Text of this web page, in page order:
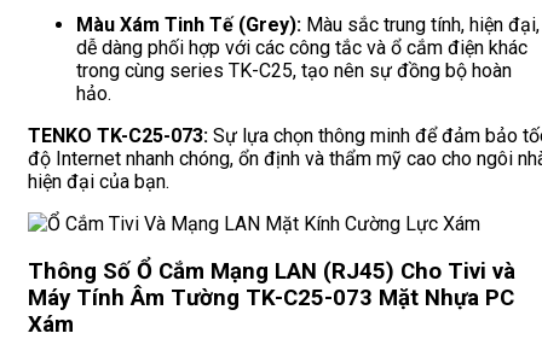
Màu Xám Tinh Tế (Grey): Màu sắc trung tính, hiện đại,
dễ dàng phối hợp với các công tắc và ổ cắm điện khác
trong cùng series TK-C25, tạo nên sự đồng bộ hoàn
hảo.
TENKO TK-C25-073: Sự lựa chọn thông minh để đảm bảo
độ Internet nhanh chóng, ổn định và thẩm mỹ cao cho ngôi
hiện đại của bạn.
Thông Số Ổ Cắm Mạng LAN (RJ45) Cho Tivi và
Máy Tính Âm Tường TK-C25-073 Mặt Nhựa PC
Xám